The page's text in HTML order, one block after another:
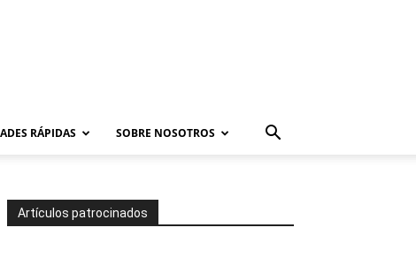
RÁPIDAS SOBRE NOSOTROS
Artículos patrocinados